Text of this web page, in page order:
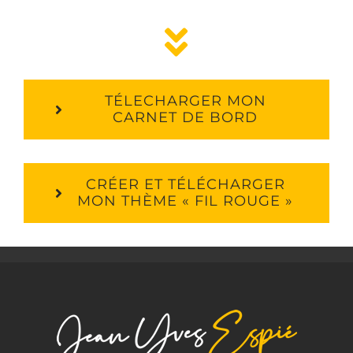
TÉLECHARGER MON
CARNET DE BORD
CRÉER ET TÉLÉCHARGER
MON THÈME « FIL ROUGE »